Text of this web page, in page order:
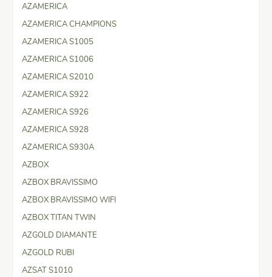
AZAMERICA
AZAMERICA CHAMPIONS
AZAMERICA S1005
AZAMERICA S1006
AZAMERICA S2010
AZAMERICA S922
AZAMERICA S926
AZAMERICA S928
AZAMERICA S930A
AZBOX
AZBOX BRAVISSIMO
AZBOX BRAVISSIMO WIFI
AZBOX TITAN TWIN
AZGOLD DIAMANTE
AZGOLD RUBI
AZSAT S1010